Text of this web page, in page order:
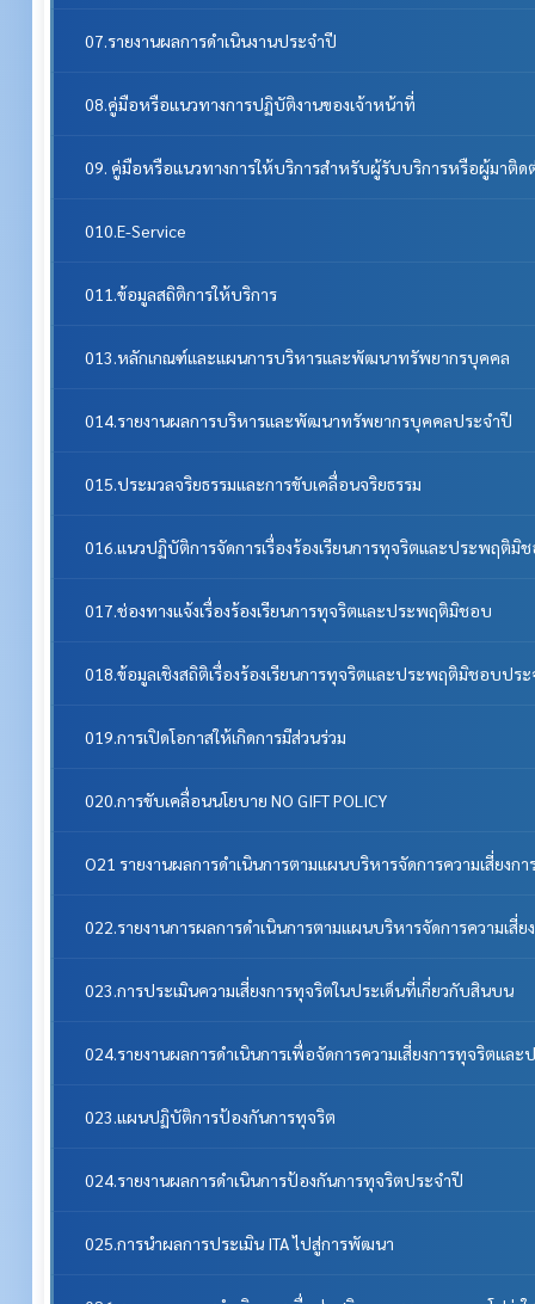
07.รายงานผลการดำเนินงานประจำปี
08.คู่มือหรือแนวทางการปฏิบัติงานของเจ้าหน้าที่
09. คู่มือหรือแนวทางการให้บริการสำหรับผู้รับบริการหรือผู้มาติด
010.E-Service
011.ข้อมูลสถิติการให้บริการ
013.หลักเกณฑ์และแผนการบริหารและพัฒนาทรัพยากรบุคคล
014.รายงานผลการบริหารและพัฒนาทรัพยากรบุคคลประจําปี
015.ประมวลจริยธรรมและการขับเคลื่อนจริยธรรม
016.แนวปฏิบัติการจัดการเรื่องร้องเรียนการทุจริตและประพฤติมิ
017.ช่องทางแจ้งเรื่องร้องเรียนการทุจริตและประพฤติมิชอบ
018.ข้อมูลเชิงสถิติเรื่องร้องเรียนการทุจริตและประพฤติมิชอบปร
019.การเปิดโอกาสให้เกิดการมีส่วนร่วม
020.การขับเคลื่อนนโยบาย NO GIFT POLICY
O21 รายงานผลการดำเนินการตามแผนบริหารจัดการความเสี่ยงก
022.รายงานการผลการดำเนินการตามแผนบริหารจัดการความเสี่
023.การประเมินความเสี่ยงการทุจริตในประเด็นที่เกี่ยวกับสินบน
024.รายงานผลการดำเนินการเพื่อจัดการความเสี่ยงการทุจริตแ
023.แผนปฏิบัติการป้องกันการทุจริต
024.รายงานผลการดำเนินการป้องกันการทุจริตประจำปี
025.การนำผลการประเมิน ITA ไปสู่การพัฒนา